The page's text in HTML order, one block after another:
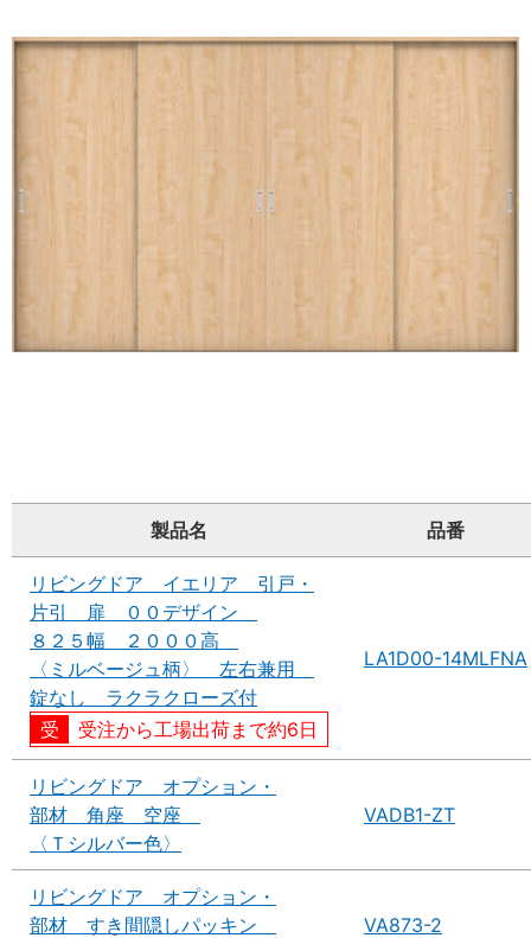
製品名 品番
リビングドア イエリア 引戸・
片引 扉 ００デザイン
８２５幅 ２０００高
〈ミルベージュ柄〉 左右兼用
錠なし ラクラクローズ付
受注から工場出荷まで約6日
LA1D00-14MLFNA
リビングドア オプション・
部材 角座 空座
〈Ｔシルバー色〉
VADB1-ZT
リビングドア オプション・
部材 すき間隠しパッキン
VA873-2